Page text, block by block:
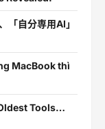
自分専用AI」
MacBook thì
Tools…